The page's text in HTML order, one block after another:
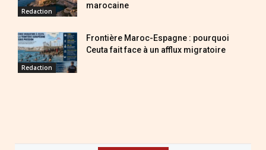
Redaction
marocaine
Redaction
Frontière Maroc-Espagne : pourquoi
Ceuta fait face à un afflux migratoire